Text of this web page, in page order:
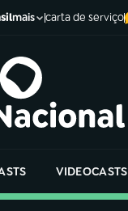
mais carta de serviço
VIDEOCASTS